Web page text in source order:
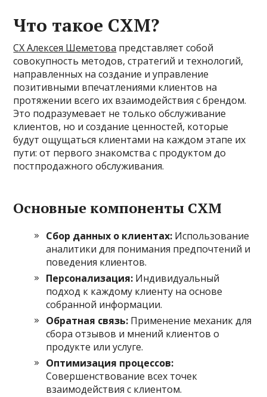
Что такое CXM?
CX Алексея Шеметова представляет собой
совокупность методов, стратегий и технологий,
направленных на создание и управление
позитивными впечатлениями клиентов на
протяжении всего их взаимодействия с брендом.
Это подразумевает не только обслуживание
клиентов, но и создание ценностей, которые
будут ощущаться клиентами на каждом этапе их
пути: от первого знакомства с продуктом до
постпродажного обслуживания.
Основные компоненты CXM
Сбор данных о клиентах: Использование
аналитики для понимания предпочтений и
поведения клиентов.
Персонализация: Индивидуальный
подход к каждому клиенту на основе
собранной информации.
Обратная связь: Применение механик для
сбора отзывов и мнений клиентов о
продукте или услуге.
Оптимизация процессов:
Совершенствование всех точек
взаимодействия с клиентом.